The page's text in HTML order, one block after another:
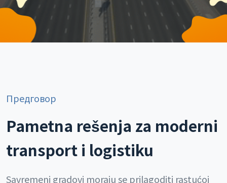
Предговор
Pametna rešenja za moderni
transport i logistiku
Savremeni gradovi moraju se prilagoditi rastućoj